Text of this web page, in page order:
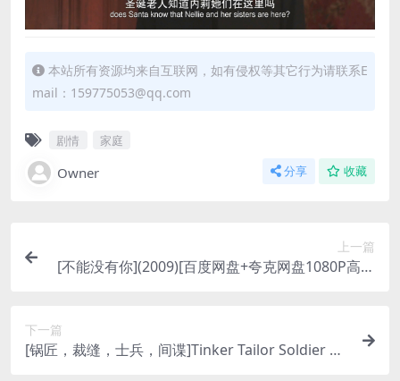
本站所有资源均来自互联网，如有侵权等其它行为请联系E
mail：159775053@qq.com
剧情 家庭
Owner 分享 收藏
上一篇
[不能没有你](2009)[百度网盘+夸克网盘1080P高清
下一篇
[锅匠，裁缝，士兵，间谍]Tinker Tailor Soldier Sp